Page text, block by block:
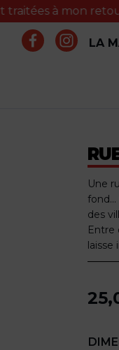
mon retour. Merci
LA
Une
fond…
des
Entre
laisse